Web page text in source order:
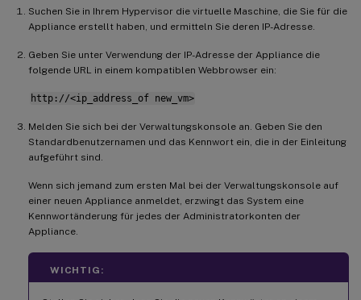
Suchen Sie in Ihrem Hypervisor die virtuelle Maschine, die Sie für die
Appliance erstellt haben, und ermitteln Sie deren IP-Adresse.
Geben Sie unter Verwendung der IP-Adresse der Appliance die
folgende URL in einem kompatiblen Webbrowser ein:
http://<ip_address_of new_vm>
Melden Sie sich bei der Verwaltungskonsole an. Geben Sie den
Standardbenutzernamen und das Kennwort ein, die in der Einleitung
aufgeführt sind.
Wenn sich jemand zum ersten Mal bei der Verwaltungskonsole auf
einer neuen Appliance anmeldet, erzwingt das System eine
Kennwortänderung für jedes der Administratorkonten der
Appliance.
WICHTIG: